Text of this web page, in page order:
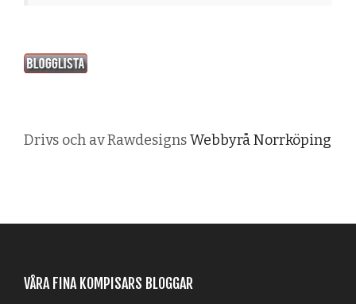
Drivs och av RawdesignsWebbyrå Norrköping
VÅRA FINA KOMPISARS BLOGGAR